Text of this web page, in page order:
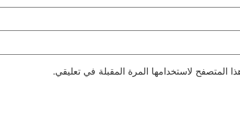
المتصفح لاستخدامها المرة المقبلة في تعليقي.